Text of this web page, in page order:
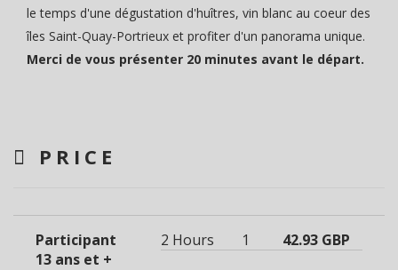
le temps d'une dégustation d'huîtres, vin blanc au coeur des
îles Saint-Quay-Portrieux et profiter d'un panorama unique.
Merci de vous présenter 20 minutes avant le départ.
PRICE
Participant
13 ans et +
2 Hours 1 42.93 GBP